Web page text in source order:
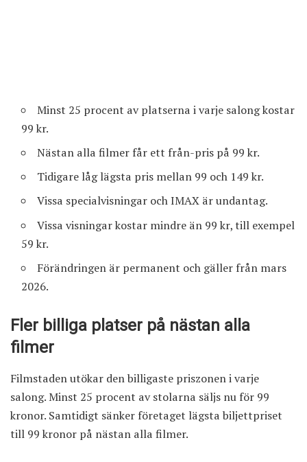
Minst 25 procent av platserna i varje salong kostar
99 kr.
Nästan alla filmer får ett från-pris på 99 kr.
Tidigare låg lägsta pris mellan 99 och 149 kr.
Vissa specialvisningar och IMAX är undantag.
Vissa visningar kostar mindre än 99 kr, till exempel
59 kr.
Förändringen är permanent och gäller från mars
2026.
Fler billiga platser på nästan alla
filmer
Filmstaden utökar den billigaste priszonen i varje
salong. Minst 25 procent av stolarna säljs nu för 99
kronor. Samtidigt sänker företaget lägsta biljettpriset
till 99 kronor på nästan alla filmer.